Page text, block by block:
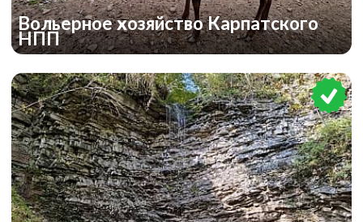
Вольерное хозяйство Карпатского
НПП